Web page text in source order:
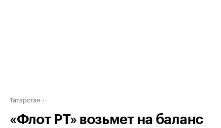
Татарстан
«Флот РТ» возьмет на баланс